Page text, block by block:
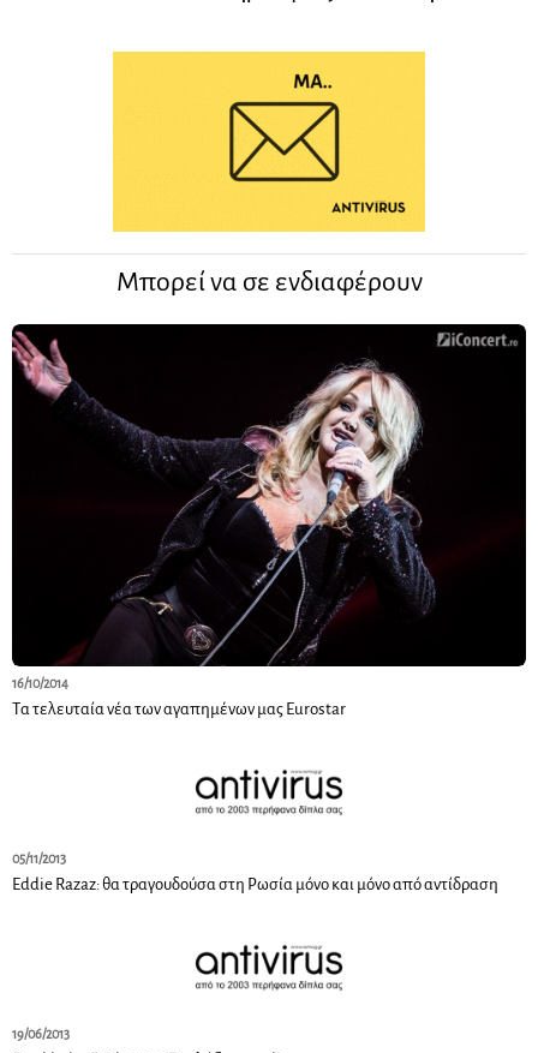
Μπορεί να σε ενδιαφέρουν
16/10/2014
Tα τελευταία νέα των αγαπημένων μας Eurostar
05/11/2013
Eddie Razaz: θα τραγουδούσα στη Ρωσία μόνο και μόνο από αντίδραση
19/06/2013